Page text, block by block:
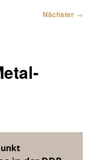
Nächster →